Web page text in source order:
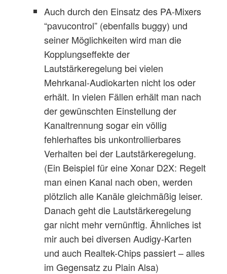
Auch durch den Einsatz des PA-Mixers
“pavucontrol” (ebenfalls buggy) und
seiner Möglichkeiten wird man die
Kopplungseffekte der
Lautstärkeregelung bei vielen
Mehrkanal-Audiokarten nicht los oder
erhält. In vielen Fällen erhält man nach
der gewünschten Einstellung der
Kanaltrennung sogar ein völlig
fehlerhaftes bis unkontrollierbares
Verhalten bei der Lautstärkeregelung.
(Ein Beispiel für eine Xonar D2X: Regelt
man einen Kanal nach oben, werden
plötzlich alle Kanäle gleichmäßig leiser.
Danach geht die Lautstärkeregelung
gar nicht mehr vernünftig. Ähnliches ist
mir auch bei diversen Audigy-Karten
und auch Realtek-Chips passiert – alles
im Gegensatz zu Plain Alsa)